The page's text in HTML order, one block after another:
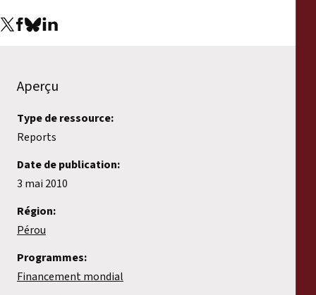
Documents d'information
Déclarations
Rapports annuels
Aperçu
Type de ressource:
Reports
Date de publication:
3 mai 2010
Région:
Pérou
Programmes:
Financement mondial